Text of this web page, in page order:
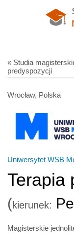
« Studia
predyspozycji
Wrocław, Polska
Uniwersytet WSB
Terapia
(kierunek:
Magisterskie